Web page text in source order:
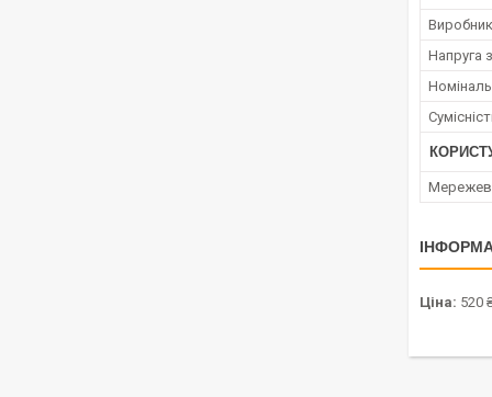
Виробник
Напруга
Ціна: 520